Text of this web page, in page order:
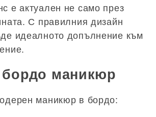
е актуален не само през
С правилния дизайн
идеалното допълнение към
маникюр
маникюр в бордо: